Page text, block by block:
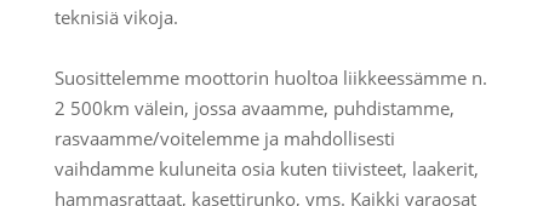
teknisiä vikoja.
Suosittelemme moottorin huoltoa liikkeessämme n.
2 500km välein, jossa avaamme, puhdistamme,
rasvaamme/voitelemme ja mahdollisesti
vaihdamme kuluneita osia kuten tiivisteet, laakerit,
hammasrattaat, kasettirunko, yms. Kaikki varaosat